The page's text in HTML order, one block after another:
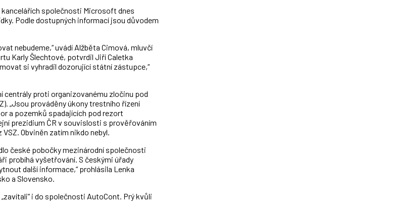
společnosti Microsoft dnes
Podle dostupných informací jsou důvodem
nebudeme,“ uvádí Alžběta Cimová, mluvčí
Karly Šlechtové, potvrdil Jiří Caletka
si vyhradil dozorující státní zástupce,“
centrály proti organizovanému zločinu pod
„Jsou prováděny úkony trestního řízení
a pozemků spadajících pod rezort
prezidium ČR v souvislosti s prověřováním
Obviněn zatím nikdo nebyl.
české pobočky mezinárodní společnosti
probíhá vyšetřování. S českými úřady
další informace,“ prohlásila Lenka
a Slovensko.
i do společnosti AutoCont. Prý kvůli